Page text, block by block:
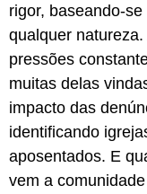
rigor, baseando-
qualquer
pressões
muitas delas
impacto das
identificando
aposentados. E
vem a